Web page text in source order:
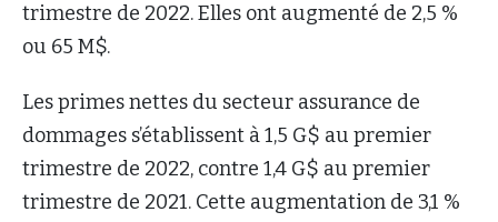
trimestre de 2022. Elles ont augmenté de 2,5 %
ou 65 M$.
Les primes nettes du secteur assurance de
dommages s’établissent à 1,5 G$ au premier
trimestre de 2022, contre 1,4 G$ au premier
trimestre de 2021. Cette augmentation de 3,1 %